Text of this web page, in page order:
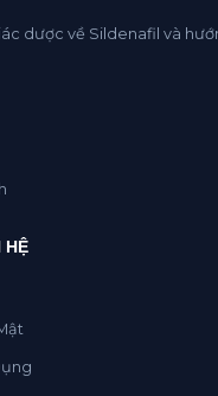
dược về Sildenafil và
HỆ